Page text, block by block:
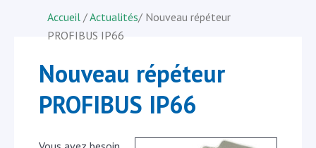
Accueil /Actualités/ Nouveau répéteur
PROFIBUS IP66
Nouveau répéteur
PROFIBUS IP66